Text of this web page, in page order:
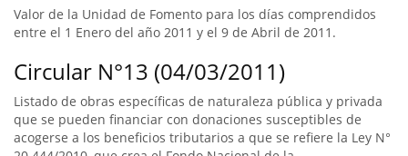
Valor de la Unidad de Fomento para los días comprendidos
entre el 1 Enero del año 2011 y el 9 de Abril de 2011.
Circular N°13 (04/03/2011)
Listado de obras específicas de naturaleza pública y privada
que se pueden financiar con donaciones susceptibles de
acogerse a los beneficios tributarios a que se refiere la Ley N°